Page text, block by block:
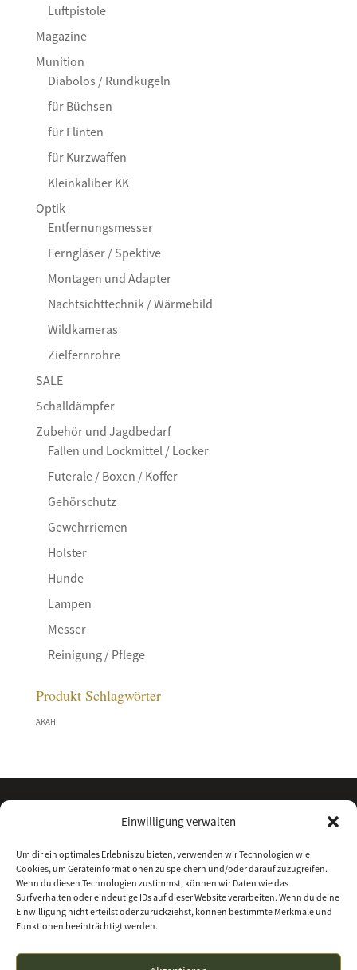
Einwilligung verwalten
Um dir ein optimales Erlebnis zu bieten, verwenden wir Technologien wie
Cookies, um Geräteinformationen zu speichern und/oder darauf zuzugreifen.
Wenn du diesen Technologien zustimmst, können wir Daten wie das
Surfverhalten oder eindeutige IDs auf dieser Website verarbeiten. Wenn du deine
Einwilligung nicht erteilst oder zurückziehst, können bestimmte Merkmale und
Funktionen beeinträchtigt werden.
Luftpistole
Magazine
Munition
Diabolos / Rundkugeln
für Büchsen
für Flinten
für Kurzwaffen
Kleinkaliber KK
Optik
Entfernungsmesser
Ferngläser / Spektive
Montagen und Adapter
Nachtsichttechnik / Wärmebild
Wildkameras
Zielfernrohre
SALE
Schalldämpfer
Zubehör und Jagdbedarf
Fallen und Lockmittel / Locker
Futerale / Boxen / Koffer
Gehörschutz
Gewehrriemen
Holster
Hunde
Lampen
Messer
Reinigung / Pflege
Produkt Schlagwörter
AKAH